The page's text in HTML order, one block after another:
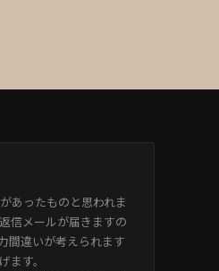
あったものと思われま
信メールが届きますの
間違いが考えられます
ます。